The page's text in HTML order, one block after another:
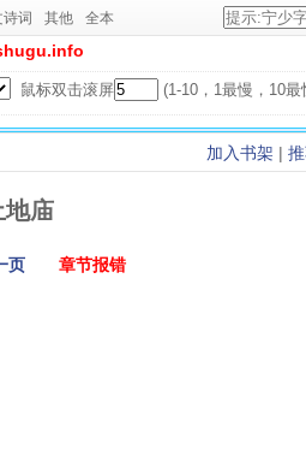
词 其他 全本
鼠标双击滚屏 (1-10，1最慢，10最
加入书架 |
地庙
页 章节报错